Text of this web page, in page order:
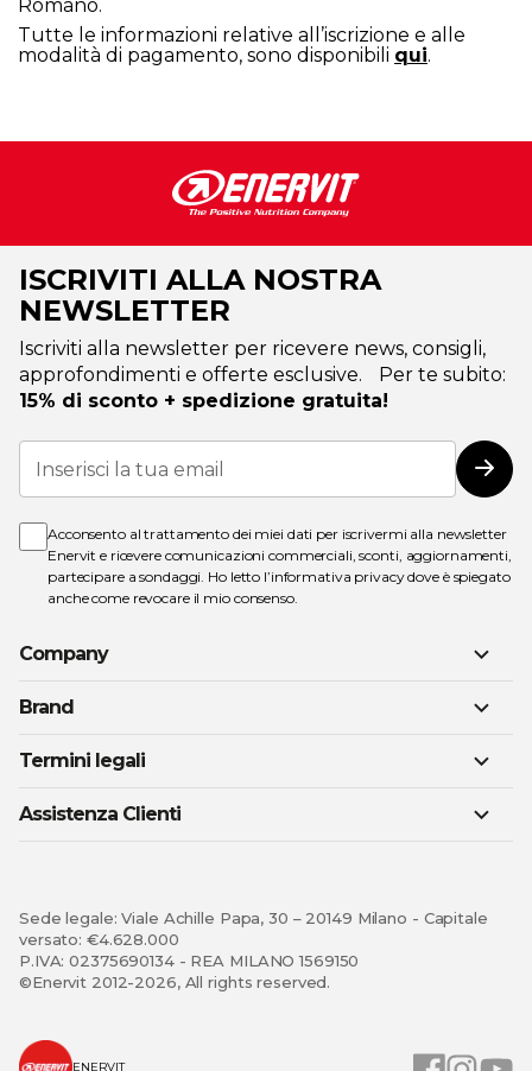
Romano.
Tutte le informazioni relative all’iscrizione e alle
modalità di pagamento, sono disponibili qui.
ISCRIVITI ALLA NOSTRA
NEWSLETTER
Iscriviti alla newsletter per ricevere news, consigli,
approfondimenti e offerte esclusive. Per te subito:
15% di sconto + spedizione gratuita!
Iscriviti
alla
nostra
Acconsento al trattamento dei miei dati per iscrivermi alla newsletter
Enervit e ricevere comunicazioni commerciali, sconti, aggiornamenti,
partecipare a sondaggi. Ho letto l’informativa privacydove è spiegato
anche come revocare il mio consenso.
Company
Brand
Termini legali
Assistenza Clienti
Sede legale: Viale Achille Papa, 30 – 20149 Milano - Capitale
versato: €4.628.000
P.IVA: 02375690134 - REA MILANO 1569150
©Enervit 2012-2026, All rights reserved.
ENERVIT